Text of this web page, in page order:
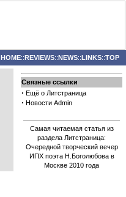
HOME::REVIEWS::NEWS::LINKS::TOP
Связные ссылки
· Ещё о Литстраница
· Новости Admin
Самая читаемая статья из
раздела Литстраница:
Очередной творческий вечер
ИПХ поэта Н.Боголюбова в
Москве 2010 года